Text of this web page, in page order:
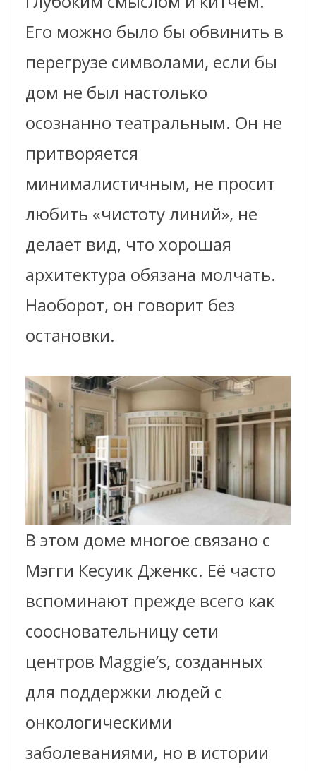
Его можно было бы обвинить в
перегрузе символами, если бы
дом не был настолько
осознанно театральным. Он не
притворяется
минималистичным, не просит
любить «чистоту линий», не
делает вид, что хорошая
архитектура обязана молчать.
Наоборот, он говорит без
остановки.
В этом доме многое связано с
Мэгги Кесуик Дженкс. Её часто
вспоминают прежде всего как
соосновательницу сети
центров Maggie’s, созданных
для поддержки людей с
онкологическими
заболеваниями, но в истории